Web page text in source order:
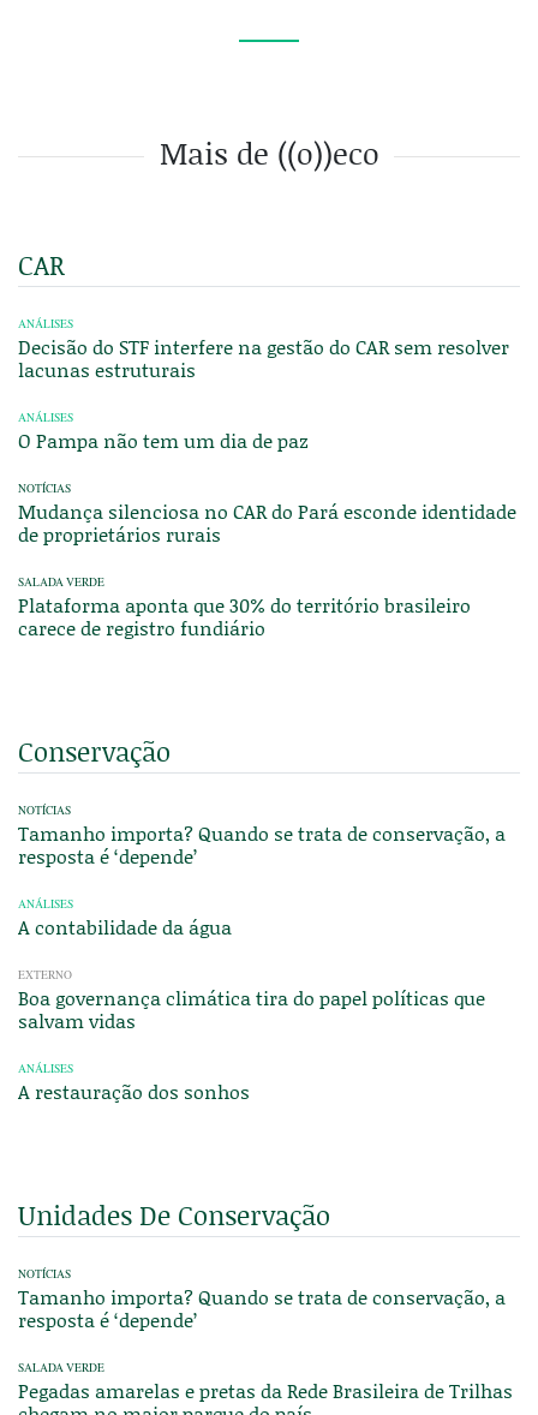
Mais de ((o))eco
CAR
ANÁLISES
Decisão do STF interfere na gestão do CAR sem resolver
lacunas estruturais
ANÁLISES
O Pampa não tem um dia de paz
NOTÍCIAS
Mudança silenciosa no CAR do Pará esconde identidade
de proprietários rurais
SALADA VERDE
Plataforma aponta que 30% do território brasileiro
carece de registro fundiário
Conservação
NOTÍCIAS
Tamanho importa? Quando se trata de conservação, a
resposta é ‘depende’
ANÁLISES
A contabilidade da água
EXTERNO
Boa governança climática tira do papel políticas que
salvam vidas
ANÁLISES
A restauração dos sonhos
Unidades De Conservação
NOTÍCIAS
Tamanho importa? Quando se trata de conservação, a
resposta é ‘depende’
SALADA VERDE
Pegadas amarelas e pretas da Rede Brasileira de Trilhas